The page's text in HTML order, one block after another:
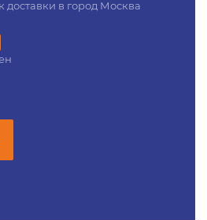
доставки в город Москва